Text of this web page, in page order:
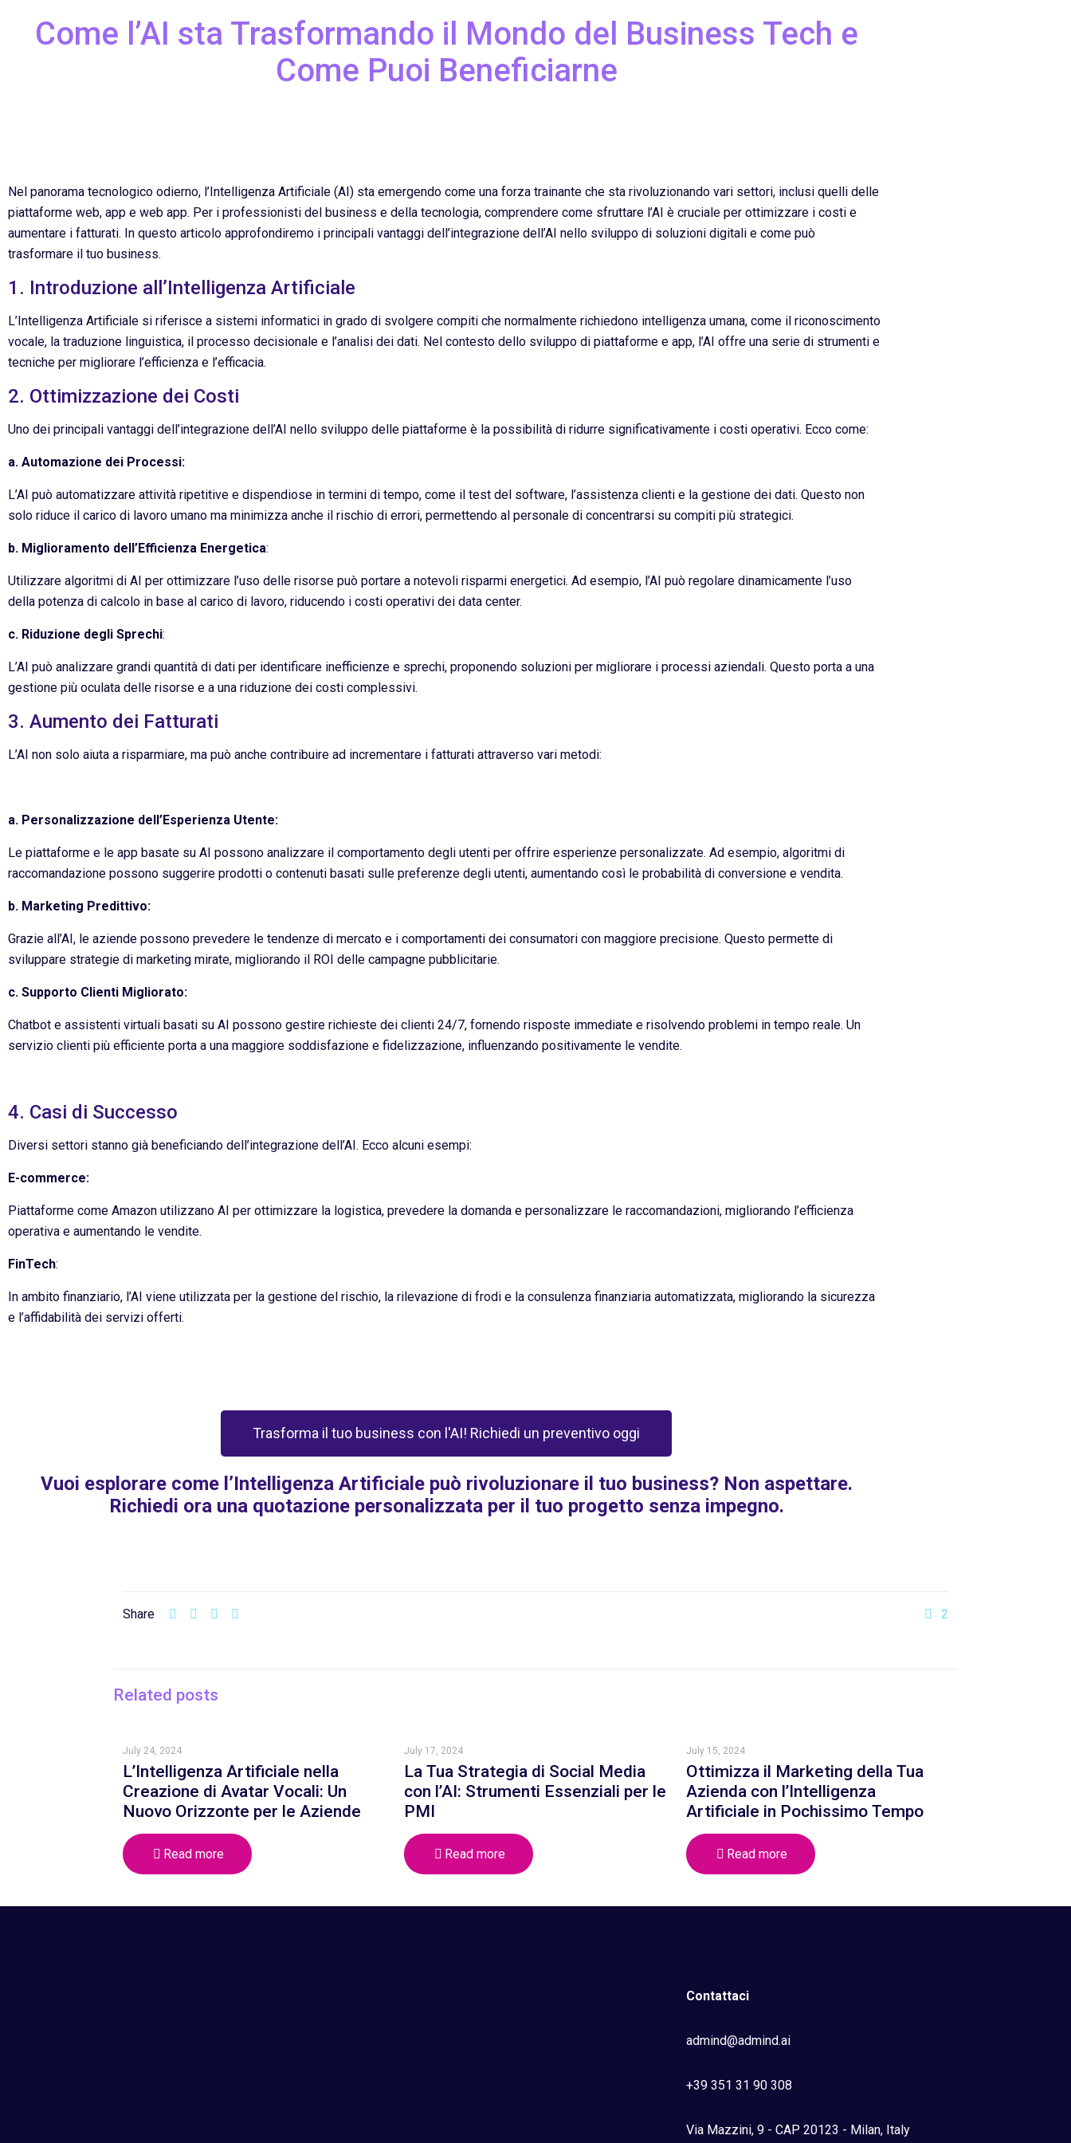
Come l’AI sta Trasformando il Mondo del Business Tech e
Come Puoi Beneficiarne
Nel panorama tecnologico odierno, l’Intelligenza Artificiale (AI) sta emergendo come una forza trainante che sta rivoluzionando vari settori, inclusi quelli delle
piattaforme web, app e web app. Per i professionisti del business e della tecnologia, comprendere come sfruttare l’AI è cruciale per ottimizzare i costi e
aumentare i fatturati. In questo articolo approfondiremo i principali vantaggi dell’integrazione dell’AI nello sviluppo di soluzioni digitali e come può
trasformare il tuo business.
1. Introduzione all’Intelligenza Artificiale
L’Intelligenza Artificiale si riferisce a sistemi informatici in grado di svolgere compiti che normalmente richiedono intelligenza umana, come il riconoscimento
vocale, la traduzione linguistica, il processo decisionale e l’analisi dei dati. Nel contesto dello sviluppo di piattaforme e app, l’AI offre una serie di strumenti e
tecniche per migliorare l’efficienza e l’efficacia.
2. Ottimizzazione dei Costi
Uno dei principali vantaggi dell’integrazione dell’AI nello sviluppo delle piattaforme è la possibilità di ridurre significativamente i costi operativi. Ecco come:
a. Automazione dei Processi:
L’AI può automatizzare attività ripetitive e dispendiose in termini di tempo, come il test del software, l’assistenza clienti e la gestione dei dati. Questo non
solo riduce il carico di lavoro umano ma minimizza anche il rischio di errori, permettendo al personale di concentrarsi su compiti più strategici.
b. Miglioramento dell’Efficienza Energetica:
Utilizzare algoritmi di AI per ottimizzare l’uso delle risorse può portare a notevoli risparmi energetici. Ad esempio, l’AI può regolare dinamicamente l’uso
della potenza di calcolo in base al carico di lavoro, riducendo i costi operativi dei data center.
c. Riduzione degli Sprechi:
L’AI può analizzare grandi quantità di dati per identificare inefficienze e sprechi, proponendo soluzioni per migliorare i processi aziendali. Questo porta a una
gestione più oculata delle risorse e a una riduzione dei costi complessivi.
3. Aumento dei Fatturati
L’AI non solo aiuta a risparmiare, ma può anche contribuire ad incrementare i fatturati attraverso vari metodi:
a. Personalizzazione dell’Esperienza Utente:
Le piattaforme e le app basate su AI possono analizzare il comportamento degli utenti per offrire esperienze personalizzate. Ad esempio, algoritmi di
raccomandazione possono suggerire prodotti o contenuti basati sulle preferenze degli utenti, aumentando così le probabilità di conversione e vendita.
b. Marketing Predittivo:
Grazie all’AI, le aziende possono prevedere le tendenze di mercato e i comportamenti dei consumatori con maggiore precisione. Questo permette di
sviluppare strategie di marketing mirate, migliorando il ROI delle campagne pubblicitarie.
c. Supporto Clienti Migliorato:
Chatbot e assistenti virtuali basati su AI possono gestire richieste dei clienti 24/7, fornendo risposte immediate e risolvendo problemi in tempo reale. Un
servizio clienti più efficiente porta a una maggiore soddisfazione e fidelizzazione, influenzando positivamente le vendite.
4. Casi di Successo
Diversi settori stanno già beneficiando dell’integrazione dell’AI. Ecco alcuni esempi:
E-commerce:
Piattaforme come Amazon utilizzano AI per ottimizzare la logistica, prevedere la domanda e personalizzare le raccomandazioni, migliorando l’efficienza
operativa e aumentando le vendite.
FinTech:
In ambito finanziario, l’AI viene utilizzata per la gestione del rischio, la rilevazione di frodi e la consulenza finanziaria automatizzata, migliorando la sicurezza
e l’affidabilità dei servizi offerti.
Trasforma il tuo business con l'AI! Richiedi un preventivo oggi
Vuoi esplorare come l’Intelligenza Artificiale può rivoluzionare il tuo business? Non aspettare.
Richiedi ora una quotazione personalizzata per il tuo progetto senza impegno.
Share 2
Related posts
July 24, 2024
L’Intelligenza Artificiale nella
Creazione di Avatar Vocali: Un
Nuovo Orizzonte per le Aziende
Read more
July 17, 2024
La Tua Strategia di Social Media
con l’AI: Strumenti Essenziali per le
PMI
Read more
July 15, 2024
Ottimizza il Marketing della Tua
Azienda con l’Intelligenza
Artificiale in Pochissimo Tempo
Read more
Contattaci
admind@admind.ai
+39 351 31 90 308
Via Mazzini, 9 - CAP 20123 - Milan, Italy